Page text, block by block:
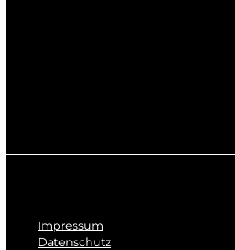
Impressum
Datenschutz